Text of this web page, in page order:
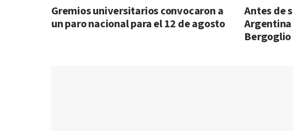
Gremios universitarios convocaron a
un paro nacional para el 12 de agosto
Antes de
Argentina
Bergoglio